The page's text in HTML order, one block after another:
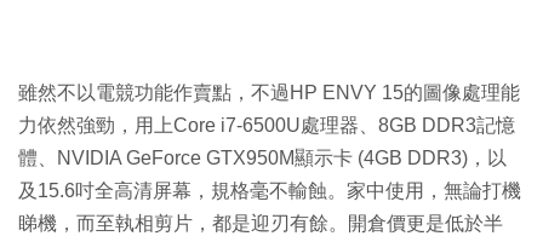
雖然不以電競功能作賣點，不過HP ENVY 15的圖像處理能
力依然強勁，用上Core i7-6500U處理器、8GB DDR3記憶
體、NVIDIA GeForce GTX950M顯示卡 (4GB DDR3)，以
及15.6吋全高清屏幕，規格毫不輸蝕。家中使用，無論打機
睇機，而至執相剪片，都是迎刃有餘。開倉價更是低於半